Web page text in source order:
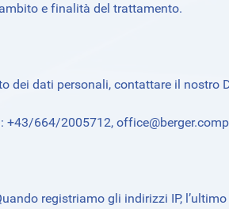
e finalità del trattamento.
dei dati personali, contattare il nostro
+43/664/2005712,
registriamo gli indirizzi IP,